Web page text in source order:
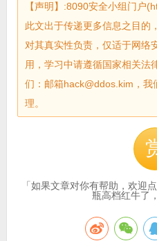
【声明】:8090安全小组门户
此文出于传递更多信息之目的
对其真实性负责，仅适于网络
用，学习中请遵循国家相关法
们：邮箱hack@ddos.kim，我
理。
「如果文章对你有帮助，欢迎
瓶高档红牛了